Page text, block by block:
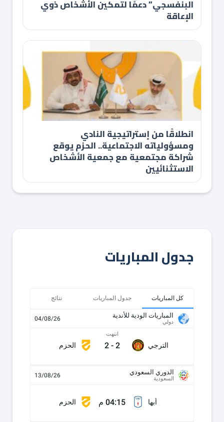
البنفسجي” دعمًا لتمكين الأشخاص ذوي
الإعاقة
انطلاقًا من إستراتيجية النادي
ومسؤولياته الاجتماعية.. الحزم يوقع
شراكة مجتمعية مع جمعية الأشخاص
الاستثنائيين
جدول المباريات
كل المباريات جدول المباريات نتائج
المباريات الودية للأندية
دولي 04/08/26
الترجي
انتهت
2
-
2 الحزم
الدوري السعودي
السعودية 13/08/26
أبها 04:15 م الحزم